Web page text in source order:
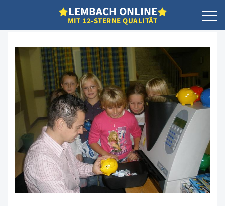
LEMBACH ONLINE
MIT 12-STERNE QUALITÄT